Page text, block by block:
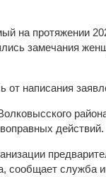
на протяжении
замечания
от написания
действий.
сообщает служба